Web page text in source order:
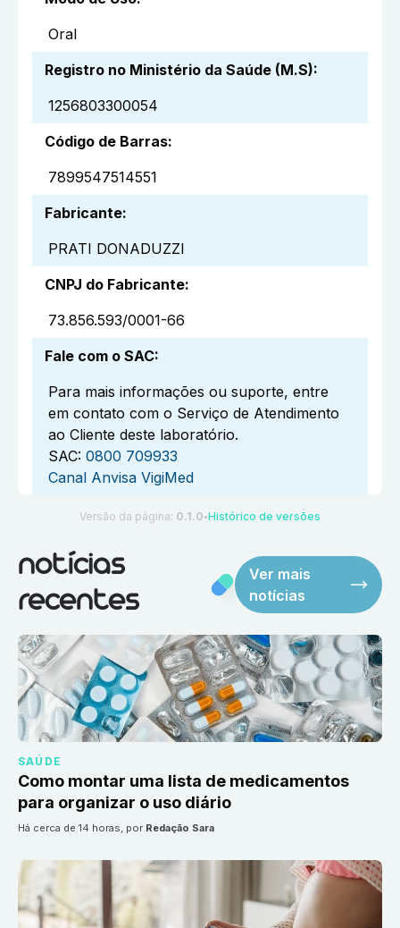
Oral
Registro no Ministério da Saúde (M.S):
1256803300054
Código de Barras:
7899547514551
Fabricante:
PRATI DONADUZZI
CNPJ do Fabricante:
73.856.593/0001-66
Fale com o SAC:
Para mais informações ou suporte, entre
em contato com o Serviço de Atendimento
ao Cliente deste laboratório.
SAC: 0800 709933
Canal Anvisa VigiMed
Versão da página: 0.1.0 ●Histórico de versões
notícias
recentes
Ver mais
notícias
SAÚDE
Como montar uma lista de medicamentos
para organizar o uso diário
há cerca de 14 horas, por Redação Sara